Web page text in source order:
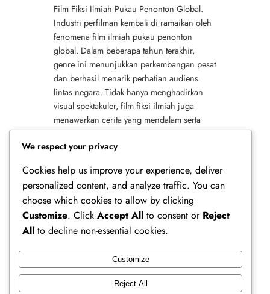
Film Fiksi Ilmiah Pukau Penonton Global.
Industri perfilman kembali di ramaikan oleh
fenomena film ilmiah pukau penonton
global. Dalam beberapa tahun terakhir,
genre ini menunjukkan perkembangan pesat
dan berhasil menarik perhatian audiens
lintas negara. Tidak hanya menghadirkan
visual spektakuler, film fiksi ilmiah juga
menawarkan cerita yang mendalam serta
relevan dengan isu masa depan. Salah
satu…
Ferry Doedens | Public Figure, Actor & Creative
We respect your privacy
Cookies help us improve your experience, deliver
personalized content, and analyze traffic. You can
choose which cookies to allow by clicking
Customize. Click Accept All to consent or Reject
All to decline non-essential cookies.
Customize
Reject All